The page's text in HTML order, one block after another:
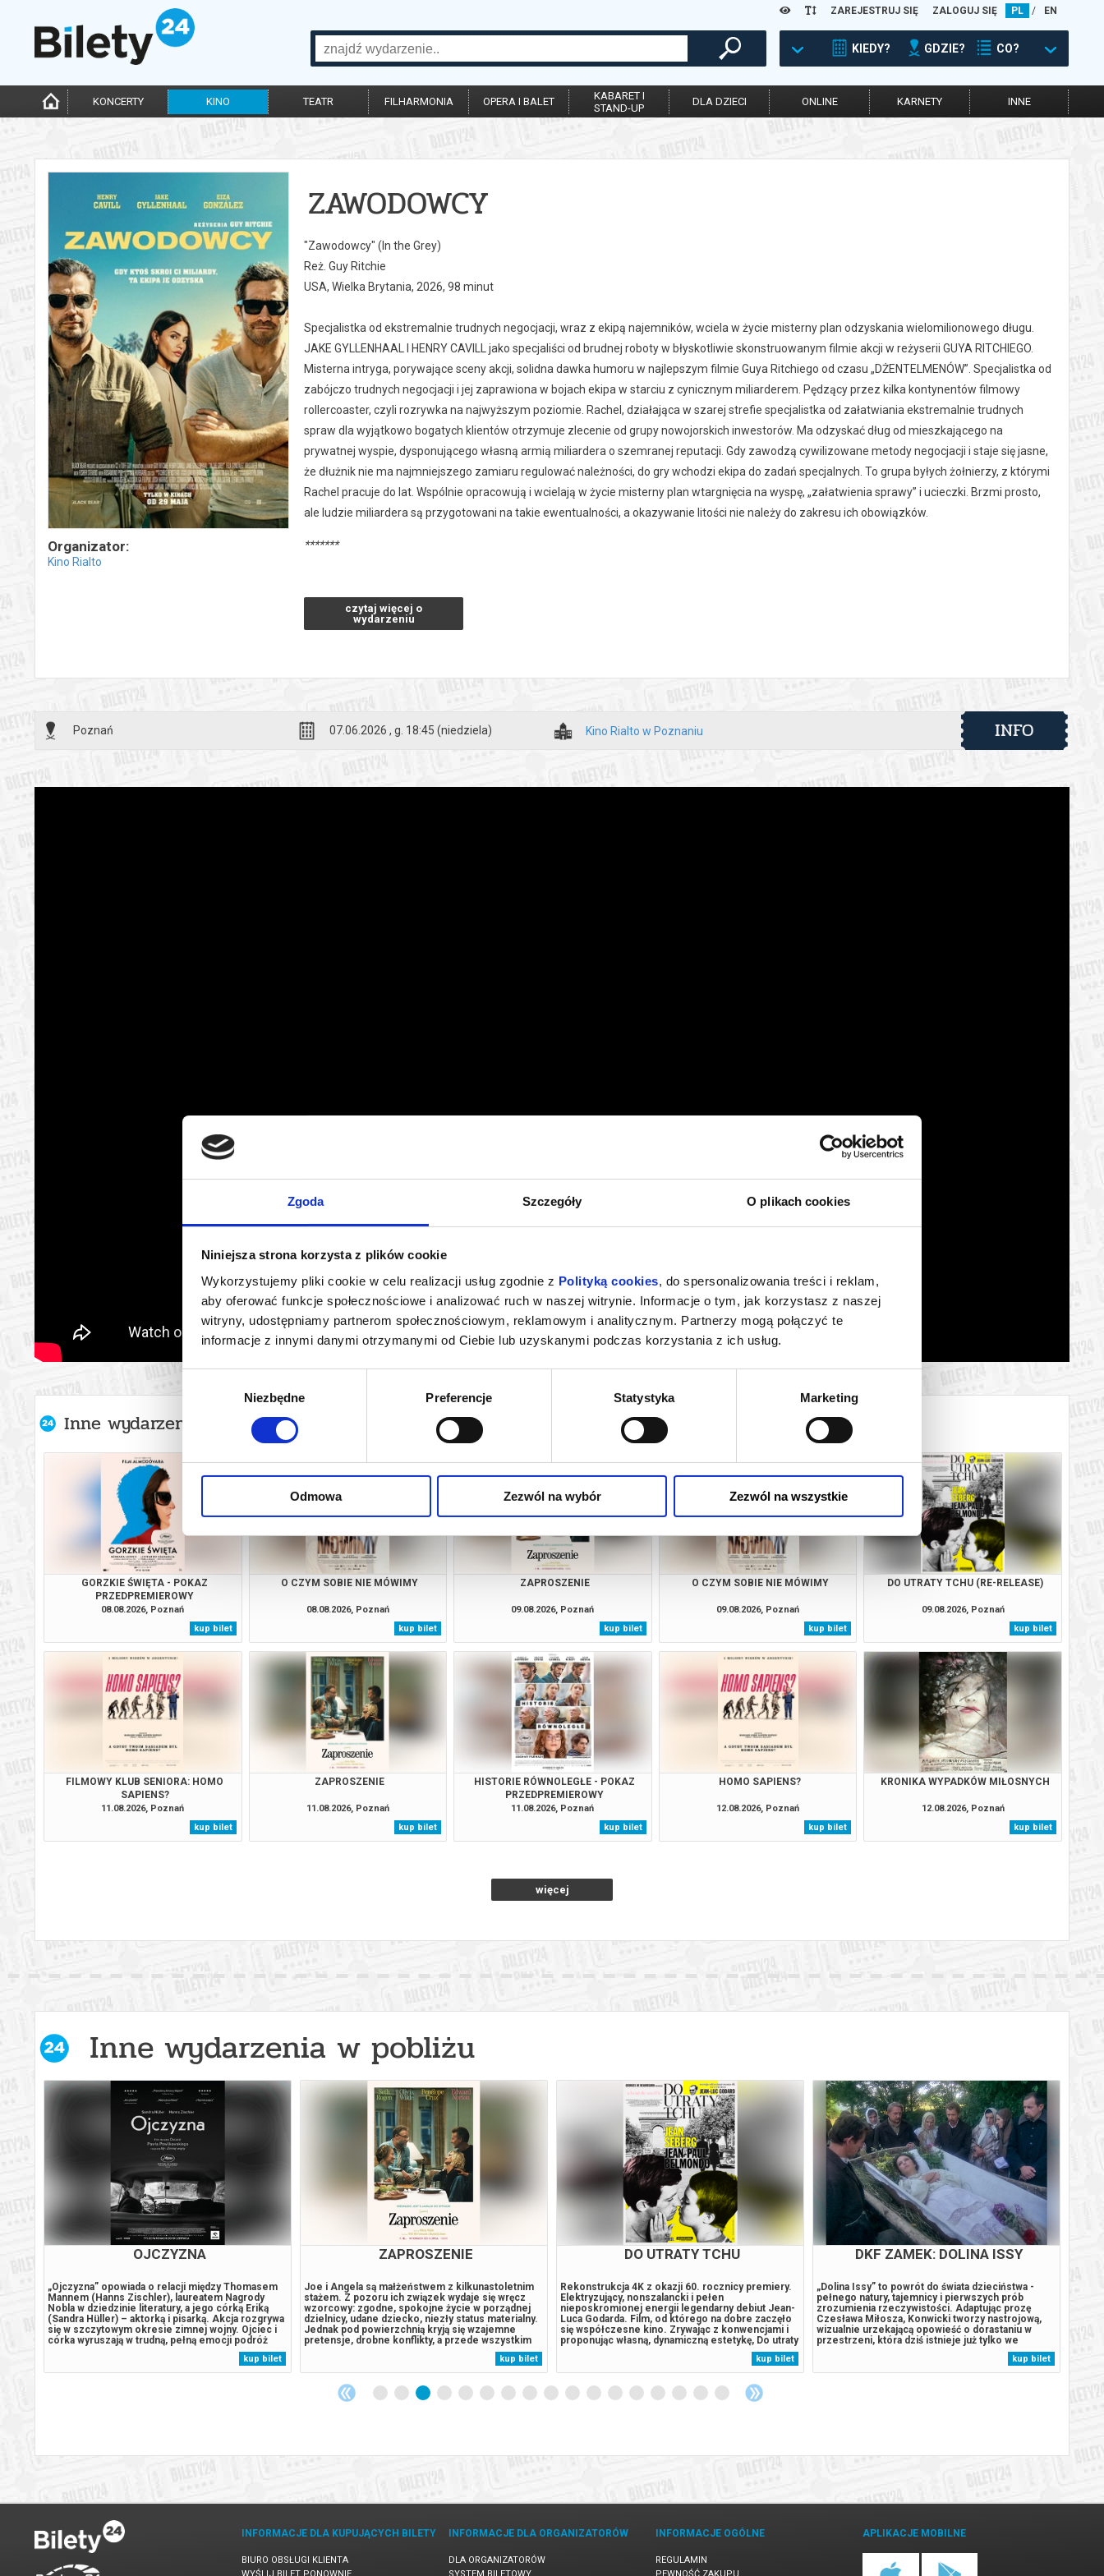
Zgoda Szczegóły O plikach cookies
Niniejsza strona korzysta z plików cookie
Wykorzystujemy pliki cookie w celu realizacji usług zgodnie z Polityką cookies, do spersonalizowania treści i reklam,
aby oferować funkcje społecznościowe i analizować ruch w naszej witrynie. Informacje o tym, jak korzystasz z naszej
witryny, udostępniamy partnerom społecznościowym, reklamowym i analitycznym. Partnerzy mogą połączyć te
informacje z innymi danymi otrzymanymi od Ciebie lub uzyskanymi podczas korzystania z ich usług.
zgody
Niezbędne Preferencje Statystyka Marketing
Odmowa Zezwól na wybór Zezwól na wszystkie
ZAREJESTRUJ SIĘ ZALOGUJ SIĘ PL / EN
KIEDY? GDZIE? CO?
KONCERTY KINO TEATR FILHARMONIA OPERA I BALET
KABARET I
STAND-UP
DLA DZIECI ONLINE KARNETY INNE
Organizator:
Kino Rialto
ZAWODOWCY
"Zawodowcy" (In the Grey)
Reż. Guy Ritchie
USA, Wielka Brytania, 2026, 98 minut
Specjalistka od ekstremalnie trudnych negocjacji, wraz z ekipą najemników, wciela w życie misterny plan odzyskania wielomilionowego długu.
JAKE GYLLENHAAL I HENRY CAVILL jako specjaliści od brudnej roboty w błyskotliwie skonstruowanym filmie akcji w reżyserii GUYA RITCHIEGO.
Misterna intryga, porywające sceny akcji, solidna dawka humoru w najlepszym filmie Guya Ritchiego od czasu „DŻENTELMENÓW”. Specjalistka od
zabójczo trudnych negocjacji i jej zaprawiona w bojach ekipa w starciu z cynicznym miliarderem. Pędzący przez kilka kontynentów filmowy
rollercoaster, czyli rozrywka na najwyższym poziomie. Rachel, działająca w szarej strefie specjalistka od załatwiania ekstremalnie trudnych
spraw dla wyjątkowo bogatych klientów otrzymuje zlecenie od grupy nowojorskich inwestorów. Ma odzyskać dług od mieszkającego na
prywatnej wyspie, dysponującego własną armią miliardera o szemranej reputacji. Gdy zawodzą cywilizowane metody negocjacji i staje się jasne,
że dłużnik nie ma najmniejszego zamiaru regulować należności, do gry wchodzi ekipa do zadań specjalnych. To grupa byłych żołnierzy, z którymi
Rachel pracuje do lat. Wspólnie opracowują i wcielają w życie misterny plan wtargnięcia na wyspę, „załatwienia sprawy” i ucieczki. Brzmi prosto,
ale ludzie miliardera są przygotowani na takie ewentualności, a okazywanie litości nie należy do zakresu ich obowiązków.
*******
wysyłanym na adres e-mail, podany podczas zakupu.
czytaj więcej o
wydarzeniu
Poznań 07.06.2026 , g. 18:45 (niedziela) Kino Rialto w Poznaniu INFO
Inne wydarzenia organizatora
GORZKIE ŚWIĘTA - POKAZ
PRZEDPREMIEROWY
08.08.2026, Poznań
kup bilet
O CZYM SOBIE NIE MÓWIMY
08.08.2026, Poznań
kup bilet
ZAPROSZENIE
09.08.2026, Poznań
kup bilet
O CZYM SOBIE NIE MÓWIMY
09.08.2026, Poznań
kup bilet
DO UTRATY TCHU (RE-RELEASE)
09.08.2026, Poznań
kup bilet
FILMOWY KLUB SENIORA: HOMO
SAPIENS?
11.08.2026, Poznań
kup bilet
ZAPROSZENIE
11.08.2026, Poznań
kup bilet
HISTORIE RÓWNOLEGŁE - POKAZ
PRZEDPREMIEROWY
11.08.2026, Poznań
kup bilet
HOMO SAPIENS?
12.08.2026, Poznań
kup bilet
KRONIKA WYPADKÓW MIŁOSNYCH
12.08.2026, Poznań
kup bilet
więcej
Inne wydarzenia w pobliżu
OJCZYZNA
„Ojczyzna” opowiada o relacji między Thomasem
Mannem (Hanns Zischler), laureatem Nagrody
Nobla w dziedzinie literatury, a jego córką Eriką
(Sandra Hüller) – aktorką i pisarką. Akcja rozgrywa
się w szczytowym okresie zimnej wojny. Ojciec i
córka wyruszają w trudną, pełną emocji podróż
czarnym Buickiem przez zrujnowane Niemcy – z
Frankfurtu pod kontrolą amerykańską do Weimaru
pod wpływem sowieckim. Po...
kup bilet
ZAPROSZENIE
Joe i Angela są małżeństwem z kilkunastoletnim
stażem. Z pozoru ich związek wydaje się wręcz
wzorcowy: zgodne, spokojne życie w porządnej
dzielnicy, udane dziecko, niezły status materialny.
Jednak pod powierzchnią kryją się wzajemne
pretensje, drobne konflikty, a przede wszystkim
nuda i rutyna. Gdy pewnego wieczoru Joe i Angela
zapraszają na kolację parę tajemniczych sąsiadów,
swobodna i przyjacielska...
kup bilet
DO UTRATY TCHU
Rekonstrukcja 4K z okazji 60. rocznicy premiery.
Elektryzujący, nonszalancki i pełen
nieposkromionej energii legendarny debiut Jean-
Luca Godarda. Film, od którego na dobre zaczęło
się współczesne kino. Zrywając z konwencjami i
proponując własną, dynamiczną estetykę, Do utraty
tchu utorowało drogę wszystkim późniejszym
amerykańskiej kultury z paryską kinofilią...
kup bilet
DKF ZAMEK: DOLINA ISSY
„Dolina Issy” to powrót do świata dzieciństwa -
pełnego natury, tajemnicy i pierwszych prób
zrozumienia rzeczywistości. Adaptując prozę
Czesława Miłosza, Konwicki tworzy nastrojową,
wizualnie urzekającą opowieść o dorastaniu w
przestrzeni, która dziś istnieje już tylko we
wspomnieniach. Film przenosi nas na kresy, gdzie
codzienność splata się z elementami baśniowości,
a obserwacja przyrody staje się...
kup bilet
INFORMACJE DLA KUPUJĄCYCH BILETY
BIURO OBSŁUGI KLIENTA
INFORMACJE DLA ORGANIZATORÓW
DLA ORGANIZATORÓW
INFORMACJE OGÓLNE
REGULAMIN
APLIKACJE MOBILNE